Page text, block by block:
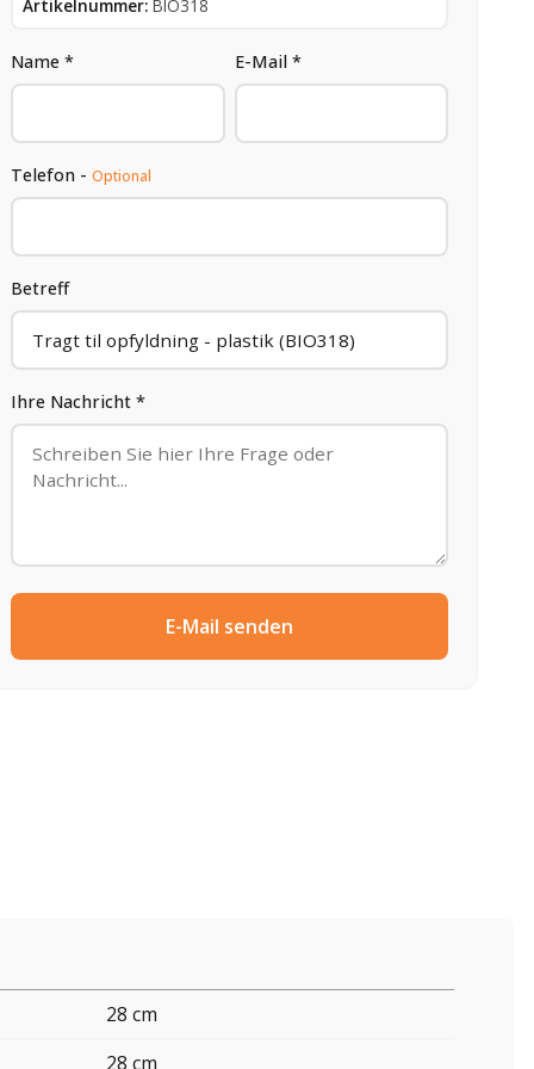
Artikelnummer: BIO318
Name * E-Mail *
Telefon -Optional
Betreff
Ihre Nachricht *
E-Mail senden
28 cm
28 cm